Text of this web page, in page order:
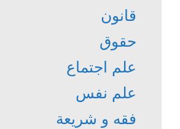
قانون
حقوق
علم اجتماع
علم نفس
فقه و شريعة